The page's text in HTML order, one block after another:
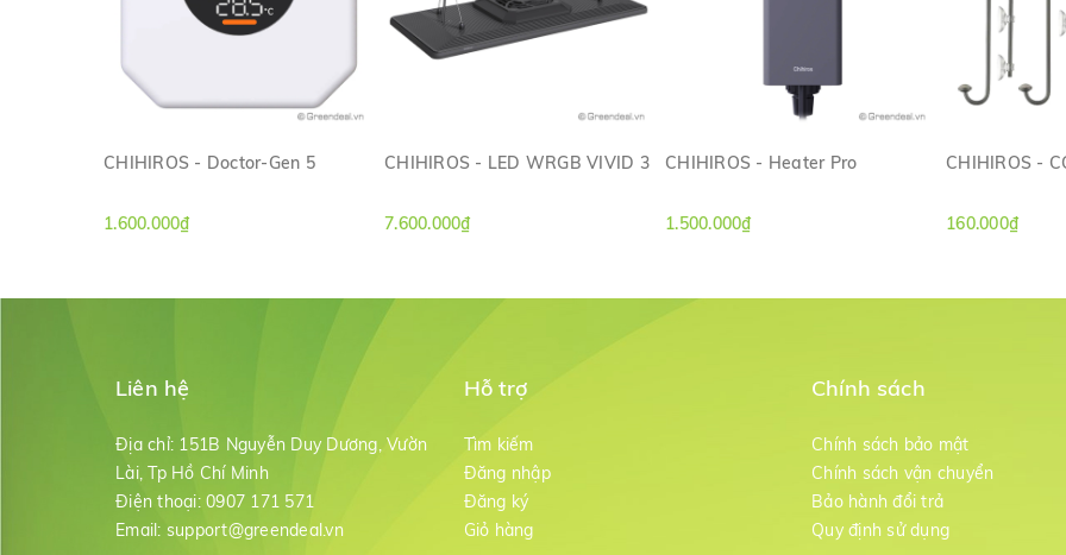
CHIHIROS - Doctor-Gen 5
1.600.000₫
CHIHIROS - LED WRGB VIVID 3
7.600.000₫
CHIHIROS - Heater Pro
1.500.000₫
CHIHIROS -
160.000₫
Liên hệ
Địa chỉ: 151B Nguyễn Duy Dương, Vườn
Lài, Tp Hồ Chí Minh
Điện thoại: 0907 171 571
Email: support@greendeal.vn
Hỗ trợ
Tìm kiếm
Đăng nhập
Đăng ký
Giỏ hàng
Chính sách
Chính sách bảo mật
Chính sách vận chuyển
Bảo hành đổi trả
Quy định sử dụng